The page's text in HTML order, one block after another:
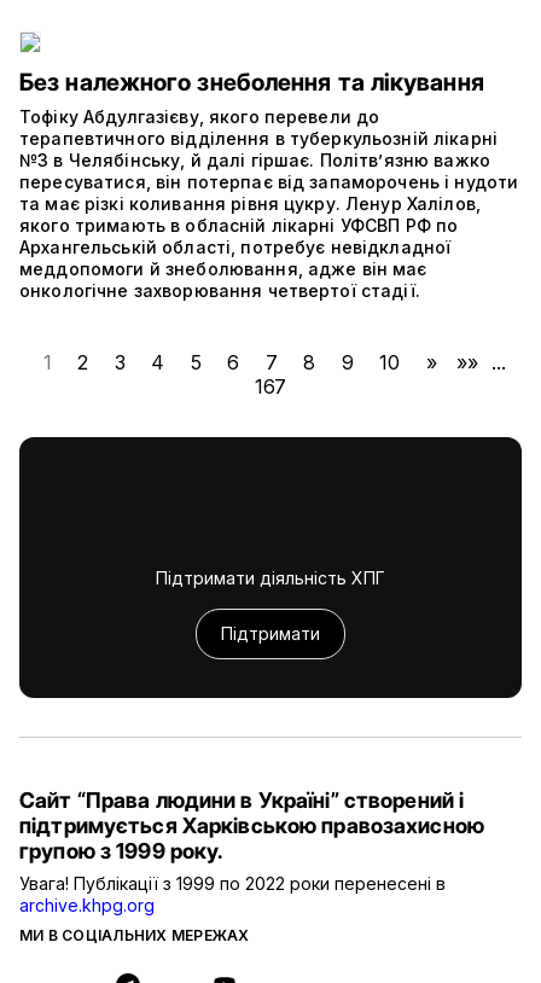
Без належного знеболення та лікування
Тофіку Абдулгазієву, якого перевели до
терапевтичного відділення в туберкульозній лікарні
№3 в Челябінську, й далі гіршає. Політвʼязню важко
пересуватися, він потерпає від запаморочень і нудоти
та має різкі коливання рівня цукру. Ленур Халілов,
якого тримають в обласній лікарні УФСВП РФ по
Архангельській області, потребує невідкладної
меддопомоги й знеболювання, адже він має
онкологічне захворювання четвертої стадії.
1 2 3 4 5 6 7 8 9 10 » »» ...
167
Підтримати діяльність ХПГ
Підтримати
МИ В СОЦІАЛЬНИХ МЕРЕЖАХ
Сайт “Права людини в Україні” створений і
підтримується Харківською правозахисною
групою з 1999 року.
Увага! Публікації з 1999 по 2022 роки перенесені в
archive.khpg.org